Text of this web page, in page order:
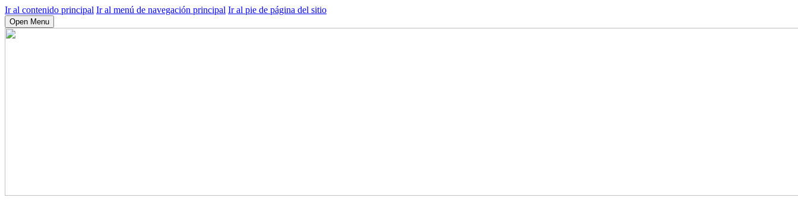
Ir al contenido principal Ir al menú de navegación principal Ir al pie de página del sitio
Open Menu